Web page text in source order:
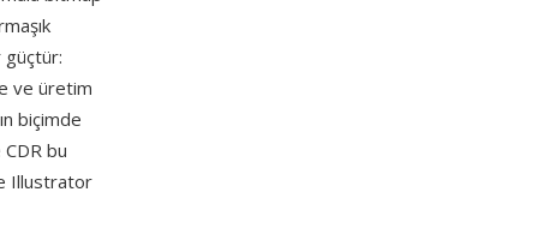
güçtür:
ve üretim
biçimde
CDR bu
Illustrator